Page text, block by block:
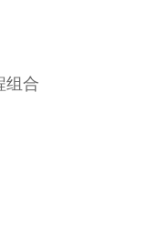
组合